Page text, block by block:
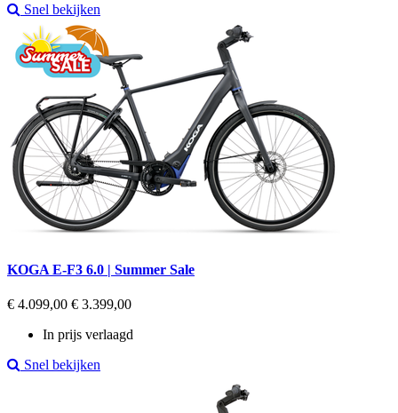
Snel bekijken
KOGA E-F3 6.0 | Summer Sale
Regular
€ 4.099,00 Prijs
€ 3.399,00
In prijs verlaagd
Snel bekijken